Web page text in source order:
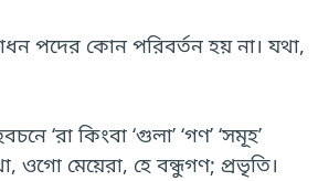
পদের কোন পরিবর্তন হয় না। যথা,
‘রা কিংবা ‘গুলা’ ‘গণ’ ‘সমূহ’
ওগো মেয়েরা, হে বন্ধুগণ; প্রভৃতি।